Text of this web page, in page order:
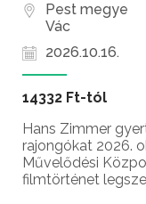
Pest megye
Vác
2026.10.16.
14332 Ft-tól
Hans Zimmer
rajongókat 2026.
Művelődési
filmtörténet